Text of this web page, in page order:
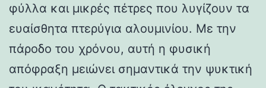
φύλλα και μικρές πέτρες που λυγίζουν τα
ευαίσθητα πτερύγια αλουμινίου. Με την
πάροδο του χρόνου, αυτή η φυσική
απόφραξη μειώνει σημαντικά την ψυκτική